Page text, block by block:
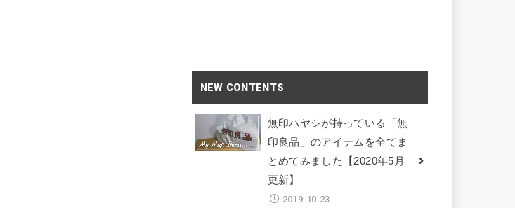
NEW CONTENTS
無印ハヤシが持っている「無
印良品」のアイテムを全てま
とめてみました【2020年5月
更新】
2019.10.23